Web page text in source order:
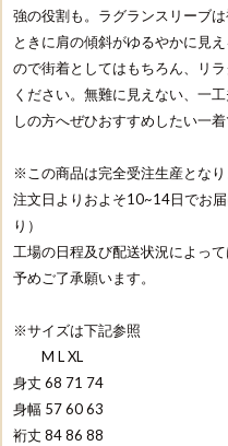
強の役割も。ラグランスリーブ
ときに肩の傾斜がゆるやかに見
ので街着としてはもちろん、リ
ください。無難に見えない、一
しの方へぜひおすすめしたい一着
※この商品は完全受注生産となり
注文日よりおよそ10~14日でお
り）
工場の日程及び配送状況によっ
予めご了承願います。
※サイズは下記参照
M L XL
身丈 68 71 74
身幅 57 60 63
裄丈 84 86 88